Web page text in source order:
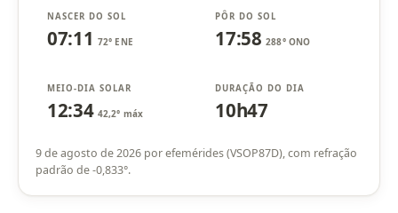
NASCER DO SOL
07:11 72° ENE
PÔR DO SOL
17:58 288° ONO
MEIO-DIA SOLAR
12:34 42,2° máx
DURAÇÃO DO DIA
10h47
9 de agosto de 2026 por efemérides (VSOP87D), com refração
padrão de -0,833°.